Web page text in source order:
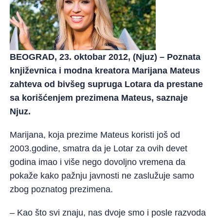
BEOGRAD, 23. oktobar 2012, (Njuz) – Poznata
književnica i modna kreatora Marijana Mateus
zahteva od bivšeg supruga Lotara da prestane
sa korišćenjem prezimena Mateus, saznaje
Njuz.
Marijana, koja prezime Mateus koristi još od
2003.godine, smatra da je Lotar za ovih devet
godina imao i više nego dovoljno vremena da
pokaže kako pažnju javnosti ne zaslužuje samo
zbog poznatog prezimena.
– Kao što svi znaju, nas dvoje smo i posle razvoda